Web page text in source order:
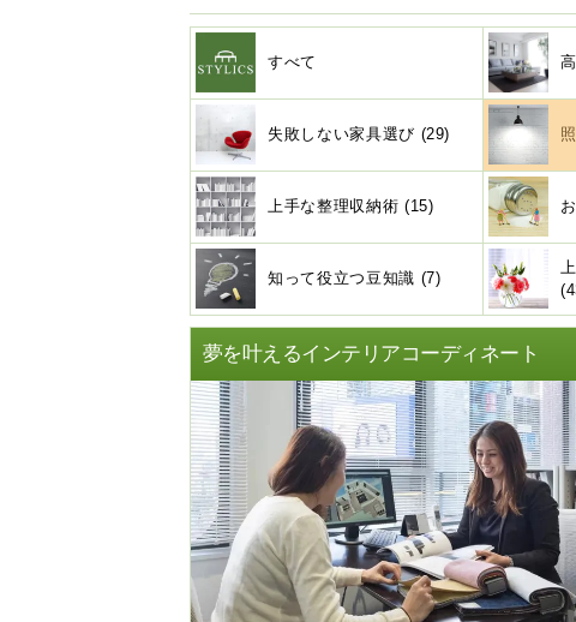
すべて
失敗しない家具選び (29)
上手な整理収納術 (15)
知って役立つ豆知識 (7)
夢を叶えるインテリアコーディネート